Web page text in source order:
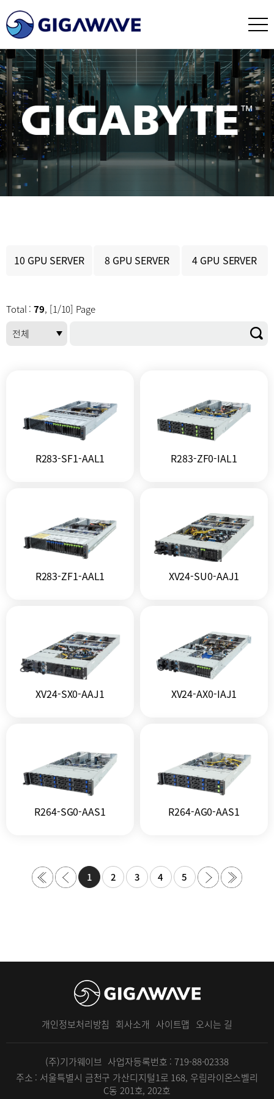
10 GPU SERVER 8 GPU SERVER 4 GPU SERVER
Total :79, [1/10] Page
R283-SF1-AAL1 R283-ZF0-IAL1
R283-ZF1-AAL1 XV24-SU0-AAJ1
XV24-SX0-AAJ1 XV24-AX0-IAJ1
R264-SG0-AAS1 R264-AG0-AAS1
1 2 3 4 5
개인정보처리방침 회사소개 사이트맵 오시는 길
(주)기가웨이브 사업자등록번호 : 719-88-02338
주소 : 서울특별시 금천구 가산디지털1로 168, 우림라이온스벨리
C동 201호, 202호